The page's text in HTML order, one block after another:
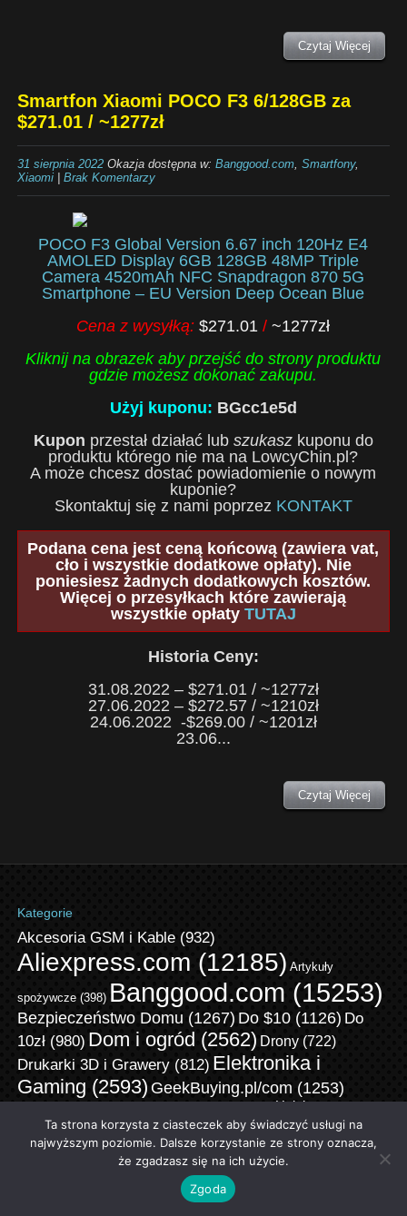
Czytaj Więcej
Smartfon Xiaomi POCO F3 6/128GB za
$271.01 / ~1277zł
31 sierpnia 2022Okazja dostępna w: Banggood.com, Smartfony,
Xiaomi| Brak Komentarzy
POCO F3 Global Version 6.67 inch 120Hz E4
AMOLED Display 6GB 128GB 48MP Triple
Camera 4520mAh NFC Snapdragon 870 5G
Smartphone – EU Version Deep Ocean Blue
Cena z wysyłką:$271.01/~1277zł
Kliknij na obrazek aby przejść do strony produktu
gdzie możesz dokonać zakupu.
Użyj kuponu: BGcc1e5d
Kupon przestał działać lub szukaszkuponu do
produktu którego nie ma na LowcyChin.pl?
A może chcesz dostać powiadomienie o nowym
kuponie?
Skontaktuj się z nami poprzez KONTAKT
Podana cena jest ceną końcową (zawiera vat,
cło i wszystkie dodatkowe opłaty). Nie
poniesiesz żadnych dodatkowych kosztów.
Więcej o przesyłkach które zawierają
wszystkie opłaty TUTAJ
Historia Ceny:
31.08.2022 – $271.01 / ~1277zł
27.06.2022 – $272.57 / ~1210zł
24.06.2022 -$269.00 / ~1201zł
23.06...
Czytaj Więcej
Kategorie
Akcesoria GSM i Kable(932)
Aliexpress.com (12185) Artykuły
spożywcze(398) Banggood.com (15253)
Bezpieczeństwo Domu (1267) Do $10(1126) Do
10zł(980) Dom i ogród (2562) Drony(722)
Drukarki 3D i Grawery(812) Elektronika i
Gaming (2593) GeekBuying.pl/com (1253)
Gshopper.com(492)
Hulajnoga
elektryczna(560) Kamery sportowe(217) Klawiatury(213) Klocki (861)
Laptopy(443) Motoryzacja i Sprzęt car audio(887) Myszki
Narzędzia(1914)Na zewnątrz i Sport
Odkurzacze i Roboty Sprzątające
Odzież Męska
Ta strona korzysta z ciasteczek aby świadczyć usługi na
najwyższym poziomie. Dalsze korzystanie ze strony oznacza,
że zgadzasz się na ich użycie.
Zgoda